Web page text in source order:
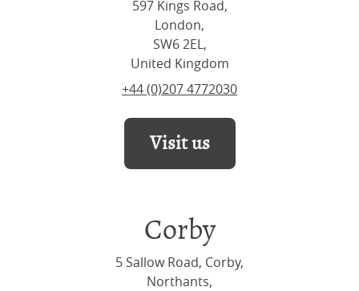
597 Kings Road,
London,
SW6 2EL,
United Kingdom
+44 (0)207 4772030
Visit us
Corby
5 Sallow Road, Corby,
Northants,